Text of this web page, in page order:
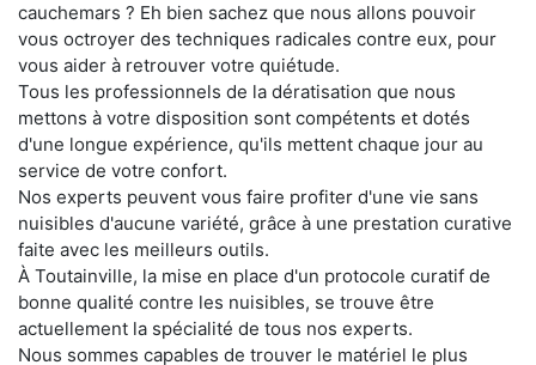
cauchemars ? Eh bien sachez que nous allons pouvoir
vous octroyer des techniques radicales contre eux, pour
vous aider à retrouver votre quiétude.
Tous les professionnels de la dératisation que nous
mettons à votre disposition sont compétents et dotés
d'une longue expérience, qu'ils mettent chaque jour au
service de votre confort.
Nos experts peuvent vous faire profiter d'une vie sans
nuisibles d'aucune variété, grâce à une prestation curative
faite avec les meilleurs outils.
À Toutainville, la mise en place d'un protocole curatif de
bonne qualité contre les nuisibles, se trouve être
actuellement la spécialité de tous nos experts.
Nous sommes capables de trouver le matériel le plus